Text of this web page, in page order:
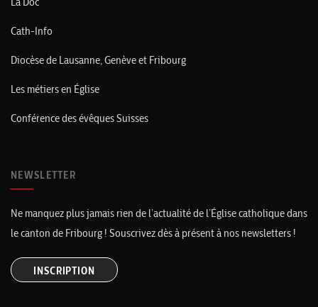
Cath-Info
Diocèse de Lausanne, Genève et Fribourg
Les métiers en Église
Conférence des évêques Suisses
NEWSLETTER
Ne manquez plus jamais rien de l’actualité de l’Église catholique dans
le canton de Fribourg ! Souscrivez dès à présent à nos newsletters !
INSCRIPTION